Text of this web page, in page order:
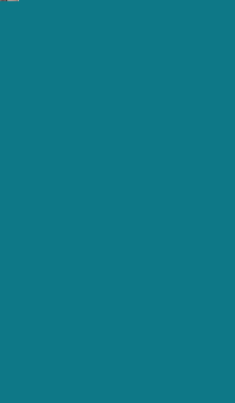
2 stemmer, Reviews